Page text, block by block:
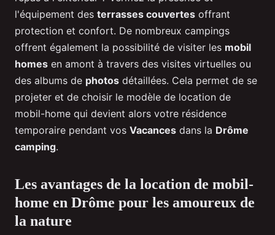
l'équipement des terrasses couvertes offrant
protection et confort. De nombreux campings
offrent également la possibilité de visiter les mobil
homes en amont à travers des visites virtuelles ou
des albums de photos détaillées. Cela permet de se
projeter et de choisir le modèle de location de
mobil-home qui devient alors votre résidence
temporaire pendant vos Vacances dans la Drôme
camping.
Les avantages de la location de mobil-
home en Drôme pour les amoureux de
la nature